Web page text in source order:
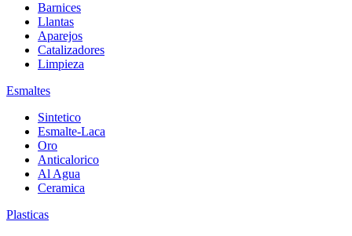
Barnices
Llantas
Aparejos
Catalizadores
Limpieza
Esmaltes
Sintetico
Esmalte-Laca
Oro
Anticalorico
Al Agua
Ceramica
Plasticas